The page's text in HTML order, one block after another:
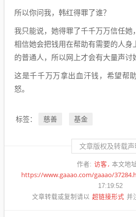
所以你问我，韩红得罪了谁？
我只能说，她得罪了千千万万信任她
相信她会把钱用在帮助有需要的人身
的普通人，所以网上才会有大量声讨
这是千千万万拿出血汗钱，希望帮
怒。
标签： 慈善 基金
文章版权及转载声
作者: 访客 本文地址
https://www.gaaao.com/gaaao/
17:19:52
文章转载或复制请以 超链接形式 并